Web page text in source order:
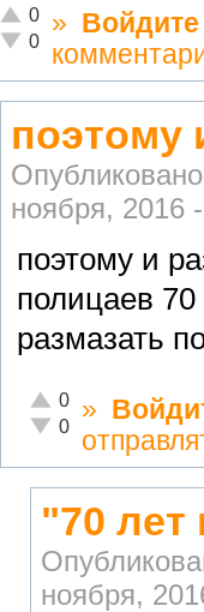
Отлично!
0
Неадекватно!
0
» Войдите
поэтому
ноября, 2016
поэтому и
полицаев
размазать
Отлично!
0
Неадекватно!
0
»
"70 лет
ноября,